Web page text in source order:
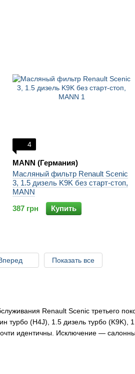
Renault Scenic третьего
турбо (H4J), 1.5 дизель турбо
идентичны. Исключение —
4
MANN (Германия)
Масляный фильтр Renault Scenic
3, 1.5 дизель K9K без старт-стоп,
MANN
387 грн
Купить
Показать все